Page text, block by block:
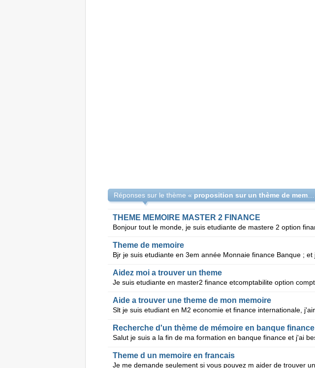
Réponses sur le thème « proposition sur un thème de memoire de fin de llic
THEME MEMOIRE MASTER 2 FINANCE
Theme de memoire
Aidez moi a trouver un theme
Aide a trouver une theme de mon memoire
Recherche d'un thème de mémoire en banque finance
Theme d un memoire en francais